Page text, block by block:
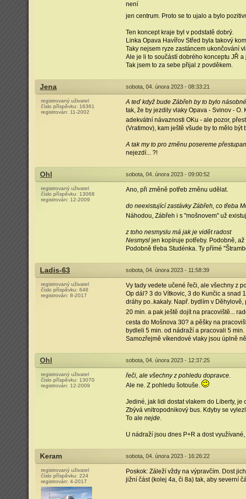
není
jen centrum. Proto se to ujalo a bylo
Ten koncept kraje byl v podstatě dobrý.
Linka Opava Havířov Střed byla takový
Taky nejsem ryze zastáncem ukončování
Ale je li to součástí dobrého konceptu JŘ a
Tak jsem to za sebe přijal z povděkem.
Jena sobota, 04. února 2023 - 08:33:21
registrovaný uživatel
číslo příspěvku: 16361
registrován: 11-2002
A teď když bude Zábřeh by to bylo násobné
tak, že by jezdily vlaky Opava - Svinov -
adekvátní návaznosti OKu - ale pozor,
(Vratimov), kam ještě všude by to mělo být
A tak my to pro změnu posereme
nejezdí... ?!
Ohl sobota, 04. února 2023 - 09:00:52
registrovaný uživatel
číslo příspěvku: 13068
registrován: 12-2009
Ano, při změně potřeb změnu udělat.
do neexistující zastávky Zábřeh, co třeba
Náhodou, Zábřeh i s "mošnovem" už
z toho nesmyslu má jak je vidět radost
Nesmysl jen kopíruje potřeby. Podobně,
Podobně třeba Studénka. Ty přímé
Ladis-63 sobota, 04. února 2023 - 11:58:39
registrovaný uživatel
číslo příspěvku: 646
registrován: 8-2017
Vy tady vedete učené řeči, ale všechny z
Op dál? 3 do Vítkovic, 3 do Kunčic a snad
dráhy po..kakaly. Např. bydlím v
20 min. a pak ještě dojít na pracoviště...
cesta do Mošnova 30? a pěšky na
bydleli 5 min. od nádraží a pracovali 5
Samozřejmě víkendové vlaky jsou úplně
Ohl sobota, 04. února 2023 - 12:37:25
registrovaný uživatel
číslo příspěvku: 13070
registrován: 12-2009
řeči, ale všechny z pohledu dopravce.
Ale ne. Z pohledu šotouše.
Jediné, jak lidi dostat vlakem do Liberty,
Zbývá vnitropodnikový bus. Kdyby se
To ale nejde.
U nádraží jsou dnes P+R a dost
Keram sobota, 04. února 2023 - 16:26:22
registrovaný uživatel
číslo příspěvku: 224
registrován: 4-2017
Poskok: Záleží vždy na výpravčím. Dost
jižní část (kolej 4a, či 8a) tak, aby severní